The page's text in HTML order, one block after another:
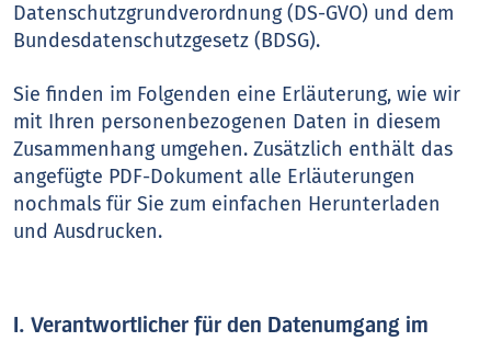
Datenschutzgrundverordnung (DS-GVO) und dem
Bundesdatenschutzgesetz (BDSG).
Sie finden im Folgenden eine Erläuterung, wie wir
mit Ihren personenbezogenen Daten in diesem
Zusammenhang umgehen. Zusätzlich enthält das
angefügte PDF-Dokument alle Erläuterungen
nochmals für Sie zum einfachen Herunterladen
und Ausdrucken.
I. Verantwortlicher für den Datenumgang im